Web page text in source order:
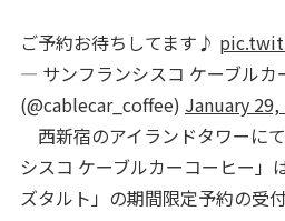
ご予約お待ちしてます♪
— サンフランシスコ ケーブルカ
(@cablecar_coffee) January 29,
西新宿のアイランドタワーに
シスコ ケーブルカーコーヒー」
ズタルト」の期間限定予約の受